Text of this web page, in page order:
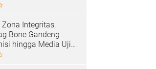
Zona Integritas,
Bone Gandeng
hingga Media Uji